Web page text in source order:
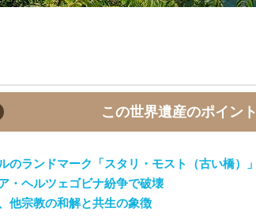
この世界遺産のポイント
のランドマーク「スタリ・モスト（古い橋）」
・ヘルツェゴビナ紛争で破壊
他宗教の和解と共生の象徴